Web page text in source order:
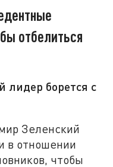
отбелиться
лидер борется с
Зеленский
в отношении
чтобы